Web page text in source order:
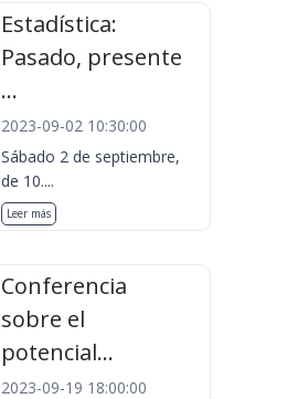
Estadística:
Pasado, presente
...
2023-09-02 10:30:00
Sábado 2 de septiembre,
de 10....
Leer más
Conferencia
sobre el
potencial...
2023-09-19 18:00:00